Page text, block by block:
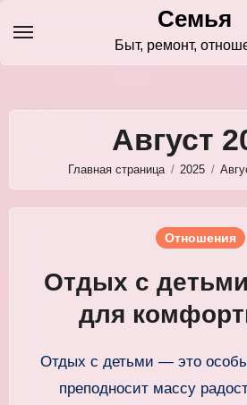
содержимому
Семья
Быт, ремонт,
Август
Главная страница 2025
Отношения
Отдых с
для
всей
Отдых с детьми — это особый опыт, который
преподносит массу